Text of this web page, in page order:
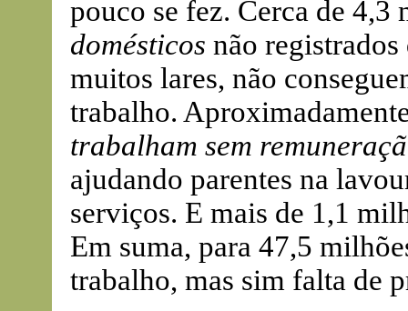
pouco se fez. Cerca de 4,3
domésticos não
muitos lares, não
trabalho.
trabalham sem
ajudando parentes na
serviços. E mais de 1,1
Em suma, para 47,5
trabalho, mas sim falta de